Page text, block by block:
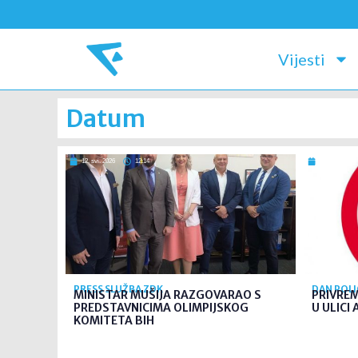
Vijesti
Datum
12. svi. 2026 12:14
PRESS SLUŽBA ZDK
MINISTAR MUŠIJA RAZGOVARAO S
PREDSTAVNICIMA OLIMPIJSKOG
KOMITETA BIH
DAN
U ULICI